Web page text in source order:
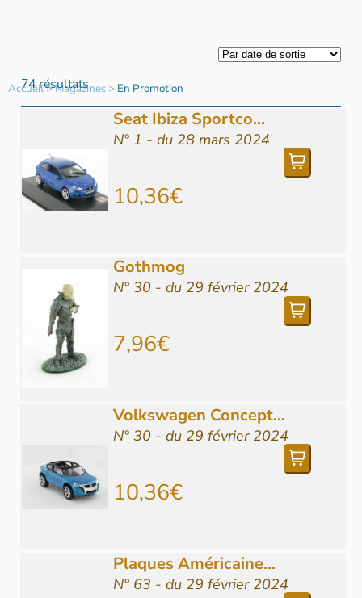
Accueil>Magazines> En Promotion
74 résultats
Seat Ibiza Sportco...
N° 1 - du 28 mars 2024
10,36€
Gothmog
N° 30 - du 29 février 2024
7,96€
Volkswagen Concept...
N° 30 - du 29 février 2024
10,36€
Plaques Américaine...
N° 63 - du 29 février 2024